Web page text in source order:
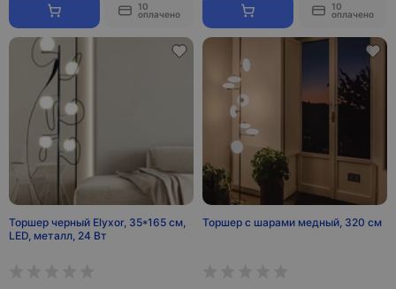
10
оплачено
10
оплачено
Торшер черный Elyxor, 35*165 см,
LED, металл, 24 Вт
Торшер с шарами медный, 320 см